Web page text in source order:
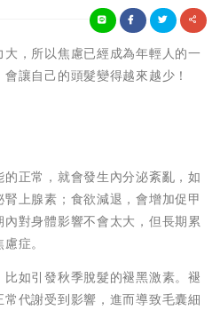
，所以焦慮已經成為年輕人的一
讓自己的頭髮變得越來越少！
正常，就會發生內分泌紊亂，如
上腺素；食欲減退，會增加促甲
對身體影響不會太大，但長期累
症。
如引發秋季脫髮的褪黑激素。褪
代謝受到影響，進而導致毛囊細